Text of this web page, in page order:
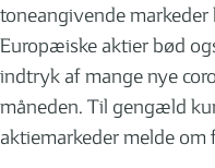
toneangivende markeder
Europæiske aktier bød
indtryk af mange nye
måneden. Til gengæld
aktiemarkeder melde om